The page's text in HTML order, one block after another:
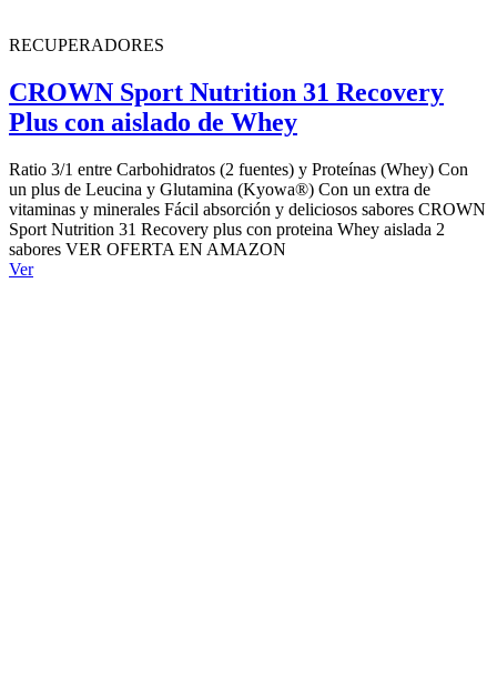
RECUPERADORES
CROWN Sport Nutrition 31 Recovery
Plus con aislado de Whey
Ratio 3/1 entre Carbohidratos (2 fuentes) y Proteínas (Whey) Con
un plus de Leucina y Glutamina (Kyowa®) Con un extra de
vitaminas y minerales Fácil absorción y deliciosos sabores CROWN
Sport Nutrition 31 Recovery plus con proteina Whey aislada 2
sabores VER OFERTA EN AMAZON
Ver